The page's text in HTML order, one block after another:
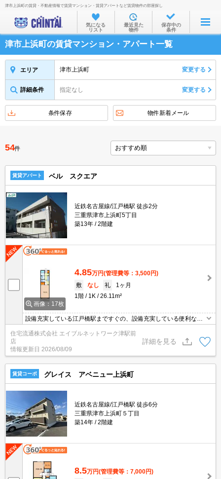
お部屋を探す
沿線・駅から
住所から
物件特集から
不動産会社から
TOP
津市上浜町の賃貸・不動産情報で賃貸マンション・賃貸アパートなど賃貸物件の部屋探し
気になる
リスト
最近見た
物件
保存中の
条件
津市上浜町の賃貸マンション・アパート一覧
エリア 津市上浜町 変更する
詳細条件 指定なし 変更する
条件保存 物件新着メール
54件
賃貸アパート ベル スクエア
近鉄名古屋線/江戸橋駅 徒歩2分
三重県津市上浜町5丁目
築13年
2階建
画像：17枚
4.85万円(管理費等：3,500円)
敷
なし 礼
1ヶ月
1階
1K 26.11m²
設備充実している江戸橋駅まですぐの、設備充実している便利な物
ね！
住宅流通株式会社 エイブルネットワーク津駅前
店
情報更新日 2026/08/09
詳細を見る
賃貸コーポ グレイス アベニュー上浜町
近鉄名古屋線/江戸橋駅 徒歩6分
三重県津市上浜町５丁目
築14年
2階建
8.5万円(管理費等：7,000円)